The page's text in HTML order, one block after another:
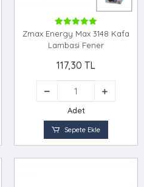
Zmax Energy Max 3148 Kafa
Lambasi Fener
117,30 TL
Adet
Sepete Ekle